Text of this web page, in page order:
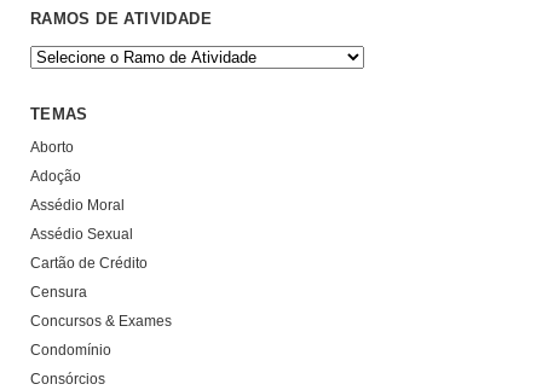
RAMOS DE ATIVIDADE
TEMAS
Aborto
Adoção
Assédio Moral
Assédio Sexual
Cartão de Crédito
Censura
Concursos & Exames
Condomínio
Consórcios